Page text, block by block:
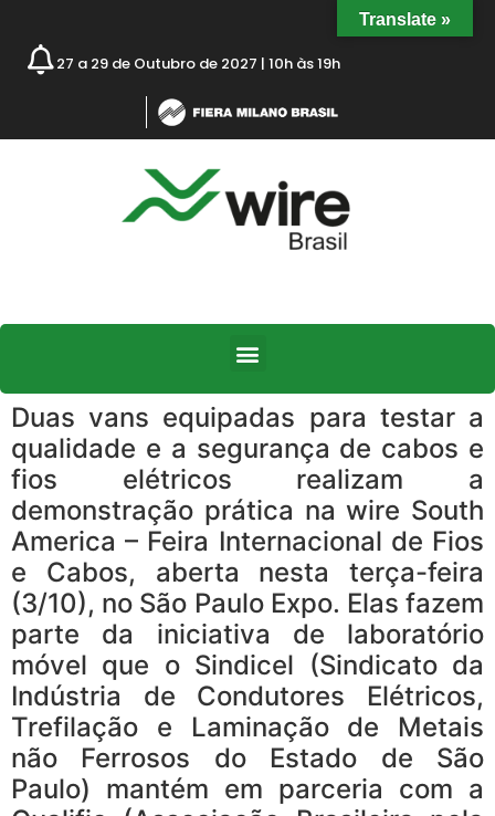
27 a 29 de Outubro de 2027 | 10h às 19h
Duas vans equipadas para testar a
qualidade e a segurança de cabos e
fios elétricos realizam a
demonstração prática na wire South
America – Feira Internacional de Fios
e Cabos, aberta nesta terça-feira
(3/10), no São Paulo Expo. Elas fazem
parte da iniciativa de laboratório
móvel que o Sindicel (Sindicato da
Indústria de Condutores Elétricos,
Trefilação e Laminação de Metais
não Ferrosos do Estado de São
Paulo) mantém em parceria com a
Translate »